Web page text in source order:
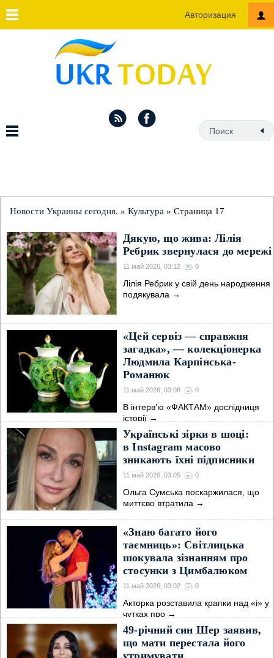
Авторизация
Новости Украины сегодня. » Культура » Страница 17
Дякую, що жива: Лілія
Ребрик звернулася до мережі
11 май 2026, 03:12 0
Лілія Ребрик у свій день народження
подякувала →
«Цей сервіз — справжня
загадка», — колекціонерка
Людмила Карпінська-
Романюк
11 май 2026, 03:08 0
В інтерв’ю «ФАКТАМ» дослідниця
історії →
Українські зірки в шоці:
в Instagram масово
зникають їхні підписники
11 май 2026, 03:05 0
Ольга Сумська поскаржилася, що
миттєво втратила →
«Знаю багато його
таємниць»: Світлицька
шокувала зізнанням про
стосунки з Цимбалюком
11 май 2026, 03:02 0
Акторка розставила крапки над «і» у
чутках про →
49-річний син Шер заявив,
що мати перестала його
утримувати